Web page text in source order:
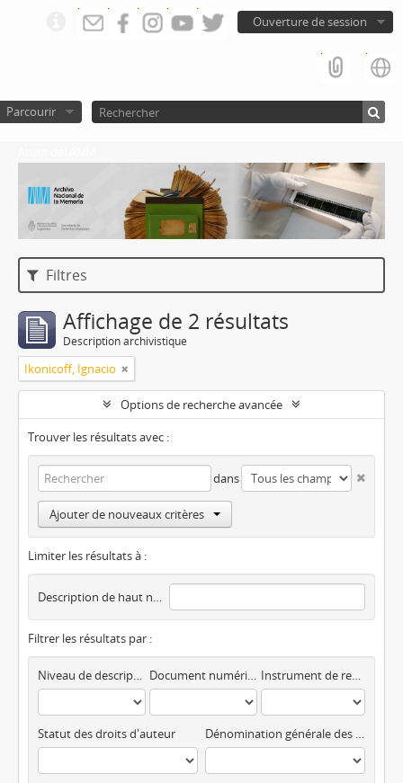
Ouverture de session
Parcourir
Filtres
Affichage de 2 résultats
Description archivistique
Ikonicoff, Ignacio
Options de recherche avancée
Trouver les résultats avec :
dans
Ajouter de nouveaux critères
Limiter les résultats à :
Description de haut niveau
Filtrer les résultats par :
Niveau de description Document numérique disponible Instrument de recherche
Statut des droits d'auteur Dénomination générale des documents